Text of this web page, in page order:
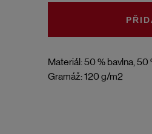
Materiál: 50 % bavlna, 50
Gramáž: 120 g/m2